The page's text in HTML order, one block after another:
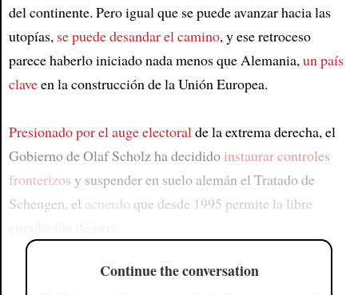
del continente. Pero igual que se puede avanzar hacia las
utopías, se puede desandar el camino, y ese retroceso
parece haberlo iniciado nada menos que Alemania,un país
claveen la construcción de la Unión Europea.
Presionado por el auge electoralde la extrema derecha, el
Gobierno de Olaf Scholz ha decidido instaurar controles
fronterizos y suspender en suelo alemán el Tratado de
Schengen, el acuerdo que desde 1995 permite la libre
Continue the conversation